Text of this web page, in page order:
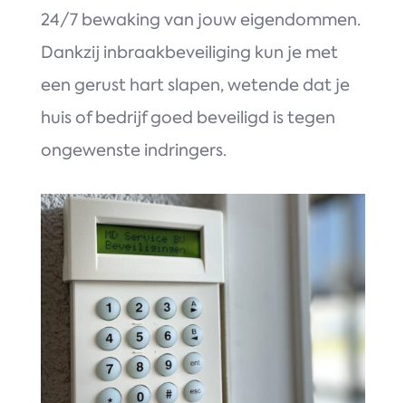
24/7 bewaking van jouw eigendommen.
Dankzij inbraakbeveiliging kun je met
een gerust hart slapen, wetende dat je
huis of bedrijf goed beveiligd is tegen
ongewenste indringers.